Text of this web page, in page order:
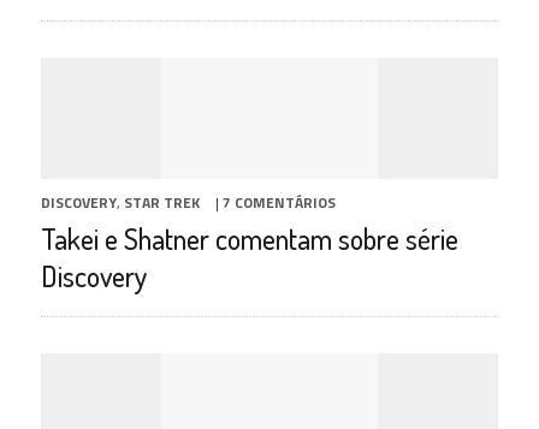
DISCOVERY, STAR TREK | 7 COMENTÁRIOS
Takei e Shatner comentam sobre série
Discovery